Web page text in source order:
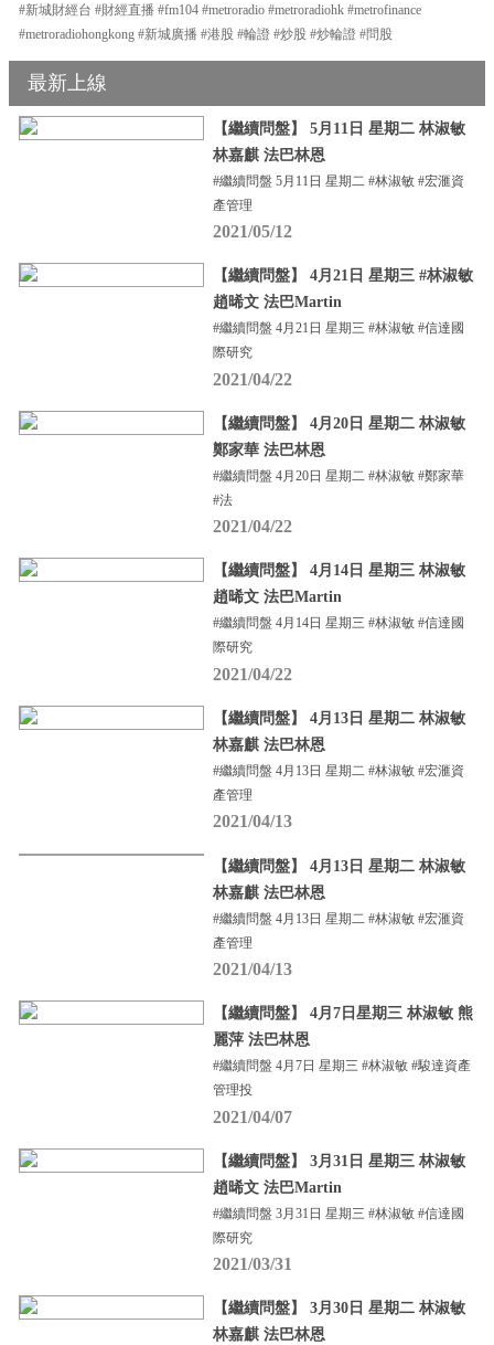
#新城財經台 #財經直播 #fm104 #metroradio #metroradiohk #metrofinance
#metroradiohongkong #新城廣播 #港股 #輪證 #炒股 #炒輪證 #問股
最新上線
【繼續問盤】 5月11日 星期二 林淑敏
林嘉麒 法巴林恩
#繼續問盤 5月11日 星期二 #林淑敏 #宏滙資
產管理
2021/05/12
【繼續問盤】 4月21日 星期三 #林淑敏
趙晞文 法巴Martin
#繼續問盤 4月21日 星期三 #林淑敏 #信達國
際研究
2021/04/22
【繼續問盤】 4月20日 星期二 林淑敏
鄭家華 法巴林恩
#繼續問盤 4月20日 星期二 #林淑敏 #鄭家華
#法
2021/04/22
【繼續問盤】 4月14日 星期三 林淑敏
趙晞文 法巴Martin
#繼續問盤 4月14日 星期三 #林淑敏 #信達國
際研究
2021/04/22
【繼續問盤】 4月13日 星期二 林淑敏
林嘉麒 法巴林恩
#繼續問盤 4月13日 星期二 #林淑敏 #宏滙資
產管理
2021/04/13
【繼續問盤】 4月13日 星期二 林淑敏
林嘉麒 法巴林恩
#繼續問盤 4月13日 星期二 #林淑敏 #宏滙資
產管理
2021/04/13
【繼續問盤】 4月7日星期三 林淑敏 熊
麗萍 法巴林恩
#繼續問盤 4月7日 星期三 #林淑敏 #駿達資產
管理投
2021/04/07
【繼續問盤】 3月31日 星期三 林淑敏
趙晞文 法巴Martin
#繼續問盤 3月31日 星期三 #林淑敏 #信達國
際研究
2021/03/31
【繼續問盤】 3月30日 星期二 林淑敏
林嘉麒 法巴林恩